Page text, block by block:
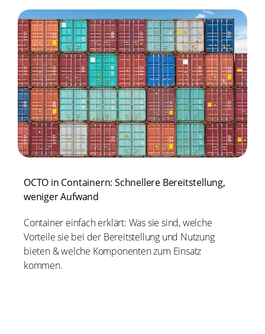
OCTO in Containern: Schnellere Bereitstellung,
weniger Aufwand
Container einfach erklärt: Was sie sind, welche
Vorteile sie bei der Bereitstellung und Nutzung
bieten & welche Komponenten zum Einsatz
kommen.